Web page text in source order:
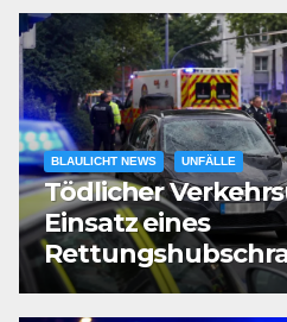
BLAULICHT NEWS UNFÄLLE
Tödlicher
Einsatz eines